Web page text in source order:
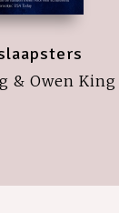
& Owen King